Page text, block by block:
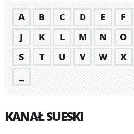
A B C D E F
J
K L M N O
S
T U V W X
KANAŁ SUESKI